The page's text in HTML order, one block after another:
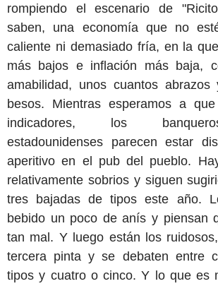
rompiendo el escenario de
saben, una economía que no
caliente ni demasiado fría, en la
más bajos e inflación más baja,
amabilidad, unos cuantos
besos. Mientras esperamos a
indicadores, los
estadounidenses parecen estar
aperitivo en el pub del pueblo.
relativamente sobrios y siguen
tres bajadas de tipos este año.
bebido un poco de anís y piensan
tan mal. Y luego están los
tercera pinta y se debaten entre
tipos y cuatro o cinco. Y lo que es